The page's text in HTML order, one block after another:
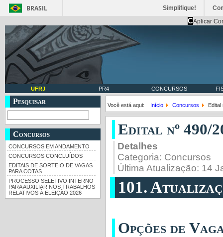
BRASIL Simplifique!
CAplicar
UFRJ PR4 CONCURSOS
Pesquisar
Concursos
CONCURSOS EM ANDAMENTO
CONCURSOS CONCLUÍDOS
EDITAIS DE SORTEIO DE VAGAS
PARA COTAS
PROCESSO SELETIVO INTERNO
PARA AUXILIAR NOS TRABALHOS
RELATIVOS À ELEIÇÃO 2026
Você está aqui: Início Concursos Edital
Edital nº 490/
Detalhes
Categoria: Concursos
Última Atualização: 14
101.
Opções de